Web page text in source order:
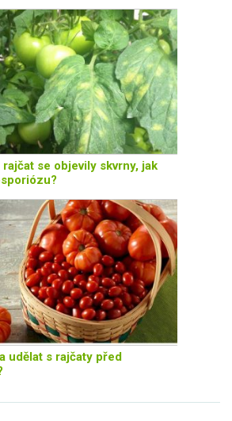
rajčat se objevily skvrny, jak
udělat s rajčaty před